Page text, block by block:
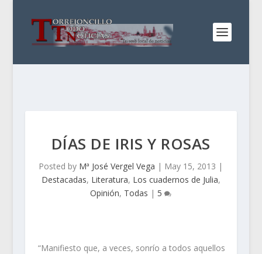
DÍAS DE IRIS Y ROSAS
Posted by Mª José Vergel Vega | May 15, 2013 |
Destacadas, Literatura, Los cuadernos de Julia,
Opinión, Todas | 5
“Manifiesto que, a veces, sonrío a todos aquellos